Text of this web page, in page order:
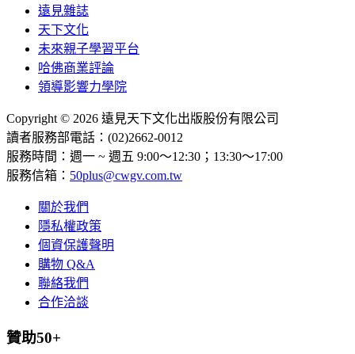
遠見雜誌
天下文化
未來親子學習平台
哈佛商業評論
領導影響力學院
Copyright © 2026 遠見天下文化出版股份有限公司
讀者服務部電話：(02)2662-0012
服務時間：週一 ~ 週五 9:00～12:30；13:30～17:00
服務信箱： 50plus@cwgv.com.tw
關於我們
隱私權政策
個資保護聲明
購物 Q&A
聯絡我們
合作洽談
贊助50+